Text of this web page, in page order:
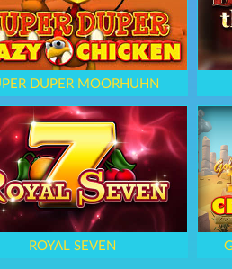
DUPER MOORHUHN
ROYAL SEVEN